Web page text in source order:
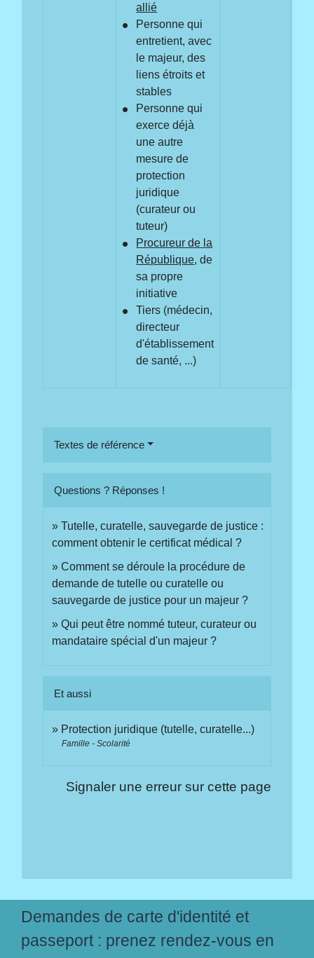
allié
Personne qui
entretient, avec
le majeur, des
liens étroits et
stables
Personne qui
exerce déjà
une autre
mesure de
protection
juridique
(curateur ou
tuteur)
Procureur de la
République, de
sa propre
initiative
Tiers (médecin,
directeur
d'établissement
de santé, ...)
Textes de référence
Questions ? Réponses !
Tutelle, curatelle, sauvegarde de justice :
comment obtenir le certificat médical ?
Comment se déroule la procédure de
demande de tutelle ou curatelle ou
sauvegarde de justice pour un majeur ?
Qui peut être nommé tuteur, curateur ou
mandataire spécial d'un majeur ?
Et aussi
Protection juridique (tutelle, curatelle...)
Famille - Scolarité
Signaler une erreur sur cette page
Demandes de carte d'identité et
passeport : prenez rendez-vous en